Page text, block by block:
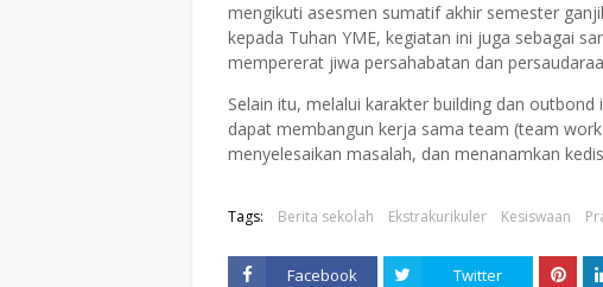
mengikuti asesmen sumatif akhir semester
kepada Tuhan YME, kegiatan ini juga sebagai
mempererat jiwa persahabatan dan
Selain itu, melalui karakter building dan
dapat membangun kerja sama team (team
menyelesaikan masalah, dan menanamkan
Tags: Berita sekolah Ekstrakurikuler Kesiswaan
Facebook Twitter